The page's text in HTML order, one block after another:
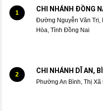
1 CHI NHÁNH ĐỒNG
Đường Nguyễn Văn Trị,
Hòa, Tỉnh Đồng Nai
2 CHI NHÁNH DĨ AN,
Phường An Bình, Thị